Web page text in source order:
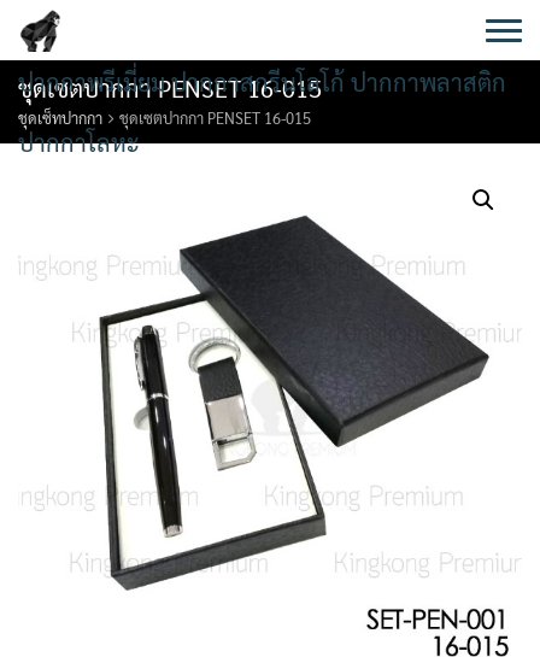
content
ปากกาพรีเมี่ยม ปากกาสกรีนโลโก้ ปากกาพลาสติก
ปากกาโลหะ
ชุดเซตปากกา PENSET 16-015
ชุดเซ็ทปากกา ชุดเซตปากกา PENSET 16-015